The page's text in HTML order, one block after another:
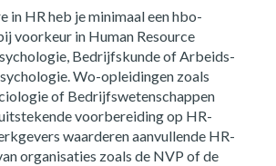
in HR heb je minimaal een hbo-
voorkeur in Human Resource
Bedrijfskunde of Arbeids-
Wo-opleidingen zoals
of Bedrijfswetenschappen
voorbereiding op HR-
waarderen aanvullende HR-
organisaties zoals de NVP of de